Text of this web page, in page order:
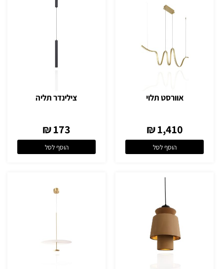
אוורסט תלוי
1,410 ₪
הוסף לסל
צילינדר תליה
173 ₪
הוסף לסל